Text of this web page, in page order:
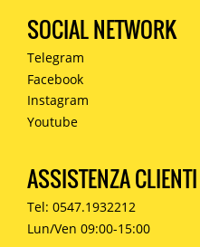
SOCIAL NETWORK
Telegram
Facebook
Instagram
Youtube
ASSISTENZA CLIENTI
Tel: 0547.1932212
Lun/Ven 09:00-15:00